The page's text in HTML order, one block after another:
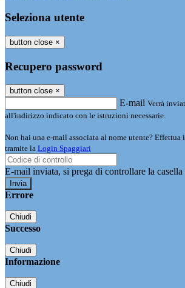
Seleziona utente
button close ×
Recupero password
button close ×
E-mail Verrà
all'indirizzo indicato con le istruzioni necessarie.
Non hai una e-mail associata al nome utente? Effettua
tramite la Login Spaggiari
E-mail inviata, si prega di controllare la
Errore
Chiudi
Successo
Chiudi
Informazione
Chiudi